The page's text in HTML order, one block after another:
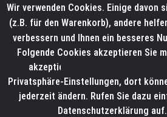
Wir verwenden Cookies. Einige davon
(z.B. für den Warenkorb), andere
verbessern und Ihnen ein besseres
Folgende Cookies akzeptieren Sie
akzeptieren. Weitere
Privatsphäre-Einstellungen, dort
jederzeit ändern. Rufen Sie dazu
Datenschutzerklärung auf.